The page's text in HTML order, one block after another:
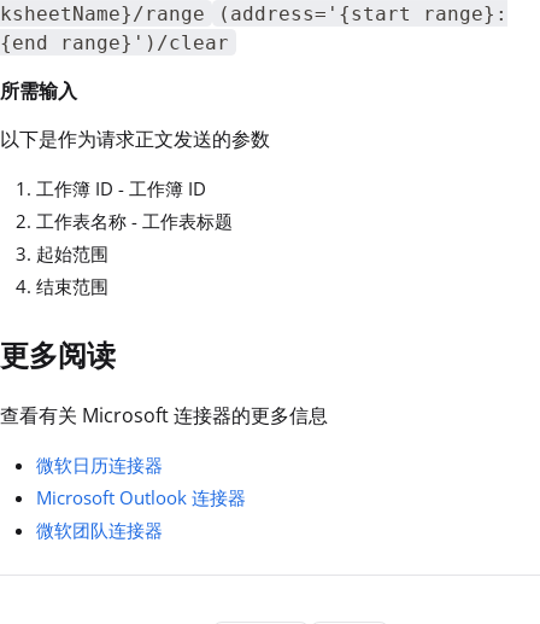
ksheetName}/range
(address='{start range}:
{end range}')/clear
所需输入
以下是作为请求正文发送的参数
工作簿 ID - 工作簿 ID
工作表名称 - 工作表标题
起始范围
结束范围
更多阅读
查看有关 Microsoft 连接器的更多信息
微软日历连接器
Microsoft Outlook 连接器
微软团队连接器